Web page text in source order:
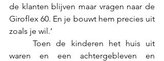
de klanten blijven maar vragen naar de
Giroflex 60. En je bouwt hem precies uit
zoals je wil.’
	Toen de kinderen het huis uit
waren en een achtergebleven en